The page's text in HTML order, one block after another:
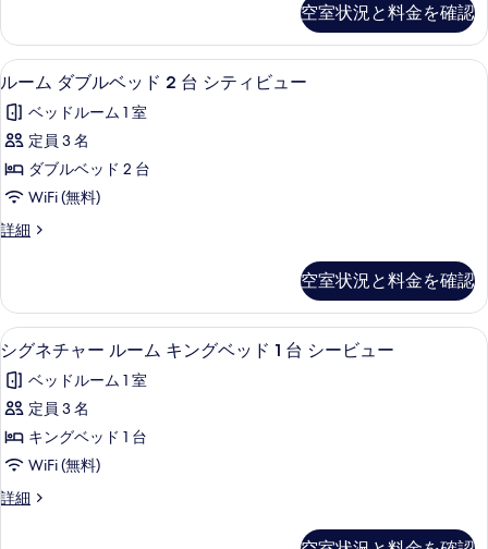
示
す
る
の
す
べ
て
の
写
真
を
示
す
る
の
詳
細
ド
台
シ
テ
ィ
ビ
ュ
す
べ
て
の
写
真
を
表
ブ
ル
ベ
ド
シ
テ
ビ
詳
細
空室状況と料金を確認
ル
ー
ム
ダ
ブ
ル
ベ
ド
2
台
シ
テ
ィ
ビ
ュ
ルーム ダブルベッド 2 台 シティビ
5
ルーム ダブルベッド 2 台 シティビュー
ベッドルーム 1 室
定員 3 名
ダブルベッド 2 台
WiFi (無料)
詳細
ル
ブ
ル
ベ
ド
2
シ
テ
ビ
空室状況と料金を確認
シ
グ
ネ
チ
ャ
ー
ル
高級寝具、ミニバー、セーフティボ
6
シグネチャー ルーム キングベッド 1 台 シービュー
ベッドルーム 1 室
定員 3 名
キングベッド 1 台
WiFi (無料)
詳細
シ